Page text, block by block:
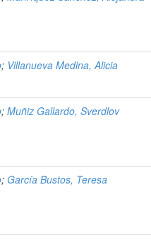
; Villanueva Medina, Alicia
; Muñiz Gallardo, Sverdlov
; García Bustos, Teresa